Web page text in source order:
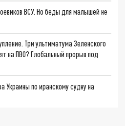
ВСУ. Но беды для малышей не
Три ультиматума Зеленского
на ПВО? Глобальный прорыв под
Украины по иранскому судну на